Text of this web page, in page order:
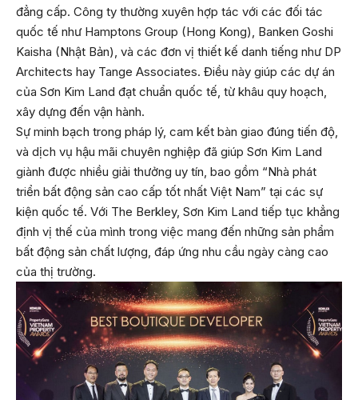
đẳng cấp. Công ty thường xuyên hợp tác với các đối tác
quốc tế như Hamptons Group (Hong Kong), Banken Goshi
Kaisha (Nhật Bản), và các đơn vị thiết kế danh tiếng như DP
Architects hay Tange Associates. Điều này giúp các dự án
của Sơn Kim Land đạt chuẩn quốc tế, từ khâu quy hoạch,
xây dựng đến vận hành.
Sự minh bạch trong pháp lý, cam kết bàn giao đúng tiến độ,
và dịch vụ hậu mãi chuyên nghiệp đã giúp Sơn Kim Land
giành được nhiều giải thưởng uy tín, bao gồm “Nhà phát
triển bất động sản cao cấp tốt nhất Việt Nam” tại các sự
kiện quốc tế. Với The Berkley, Sơn Kim Land tiếp tục khẳng
định vị thế của mình trong việc mang đến những sản phẩm
bất động sản chất lượng, đáp ứng nhu cầu ngày càng cao
của thị trường.